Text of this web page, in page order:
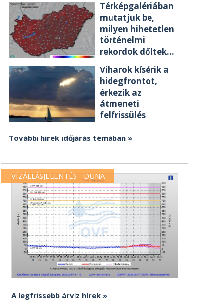
Térképgalériában
mutatjuk be,
milyen hihetetlen
történelmi
rekordok dőltek
Viharok kísérik a
hidegfrontot,
érkezik az
átmeneti
felfrissülés
További hírek időjárás témában
VÍZÁLLÁSJELENTÉS - DUNA
A legfrissebb árvíz hírek